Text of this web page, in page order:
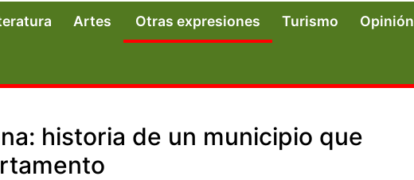
Artes Otras expresiones Turismo Opinión
historia de un municipio que